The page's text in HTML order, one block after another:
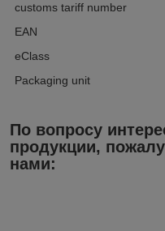
customs tariff number
EAN
eClass
Packaging unit
По вопросу
продукции,
нами: